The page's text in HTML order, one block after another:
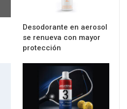
Desodorante en aerosol
se renueva con mayor
protección